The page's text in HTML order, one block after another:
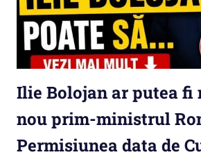
Ilie Bolojan ar putea fi
nou prim-ministrul
Permisiunea data de